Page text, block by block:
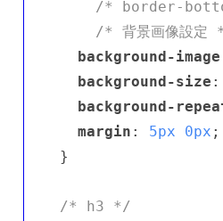
/* border-
/* 背景画像設定
background-image
background-size :
background-
margin : 5px 0px ;
}
/* h3 */